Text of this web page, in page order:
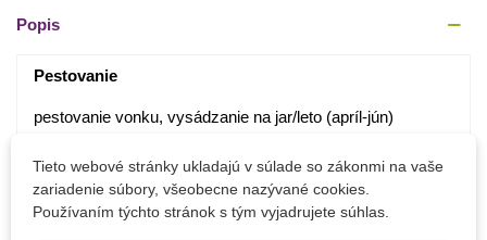
Popis
Pestovanie
pestovanie vonku, vysádzanie na jar/leto (apríl-jún)
dostatok svetla a tepla
spon 25 x25 cm
dobrá drenáž, napr. perlit
Tieto webové stránky ukladajú v súlade so zákonmi na vaše
zariadenie súbory, všeobecne nazývané cookies.
Používaním týchto stránok s tým vyjadrujete súhlas.